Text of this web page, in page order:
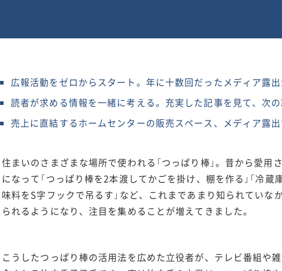
広報活動をゼロからスタート。年に十数回だったメディア露
読者が求める情報を一緒に考える。充実した記事を見て、次
売上に直結するホームセンターの販売スペース、メディア露
住まいのさまざまな場所で使われる「つっぱり棒」。昔から愛
になって「つっぱり棒を2本渡してかごを掛け、棚を作る」「冷
味料をS字フックで吊るす」など、これまであまり知られていな
られるようになり、注目を集めることが増えてきました。
こうしたつっぱり棒の活用法を広めた立役者が、テレビ番組や